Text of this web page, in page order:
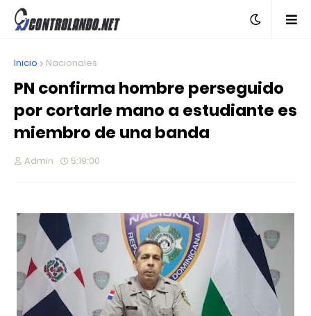
Inicio Nacionales
PN confirma hombre perseguido
por cortarle mano a estudiante es
miembro de una banda
Admin 5:19:00